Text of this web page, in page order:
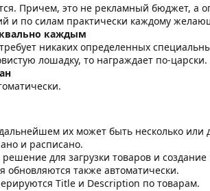
Причем, это не рекламный бюджет, а
и по силам практически каждому
каждым
никаких определенных
лошадку, то награждает по-царски.
их может быть несколько или
и расписано.
для загрузки товаров и
также автоматически.
Title и Description по товарам.